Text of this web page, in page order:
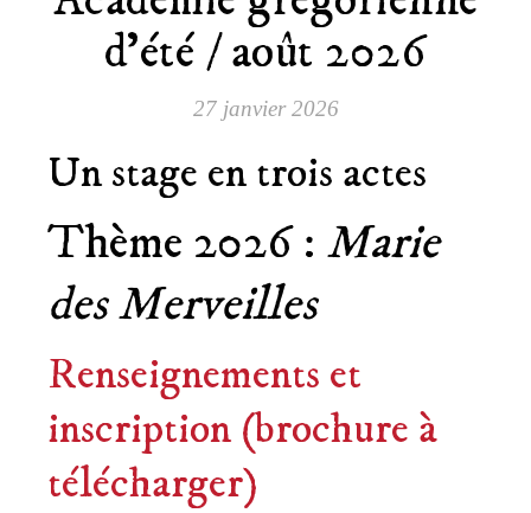
d’été / août 2026
27 janvier 2026
Un stage en trois actes
Thème 2026 : Marie
des Merveilles
Renseignements et
inscription (brochure à
télécharger)